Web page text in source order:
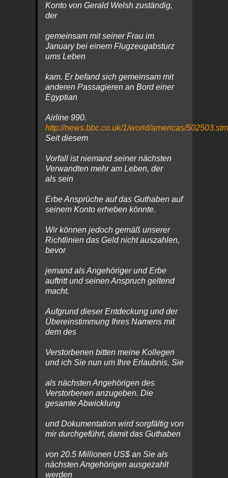
Konto von Gerald Welsh zuständig,
der
gemeinsam mit seiner Frau im
January bei einem Flugzeugabsturz
ums Leben
kam. Er befand sich gemeinsam mit
anderen Passagieren an Bord einer
Egyptian
Airline 990.
http://news.bbc.co.uk/1/world/americas/502503.stm
Seit diesem
Vorfall ist niemand seiner nächsten
Verwandten mehr am Leben, der
als sein
Erbe Ansprüche auf das Guthaben auf
seinem Konto erheben könnte.
Wir können jedoch gemäß unserer
Richtlinien das Geld nicht auszahlen,
bevor
jemand als Angehöriger und Erbe
auftritt und seinen Anspruch geltend
macht.
Aufgrund dieser Entdeckung und der
Übereinstimmung Ihres Namens mit
dem des
Verstorbenen bitten meine Kollegen
und ich Sie nun um Ihre Erlaubnis, Sie
als nächsten Angehörigen des
Verstorbenen anzugeben. Die
gesamte Abwicklung
und Dokumentation wird sorgfältig von
mir durchgeführt, damit das Guthaben
von 20.5 Millionen US$ an Sie als
nächsten Angehörigen ausgezahlt
werden